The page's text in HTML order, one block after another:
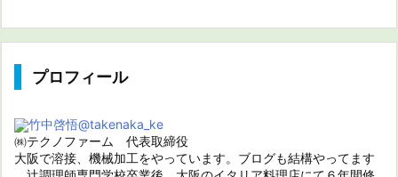
プロフィール
竹中啓悟@takenaka_ke
㈱テクノファーム 代表取締役
大阪で溶接、機械加工をやっています。ブログも結構やってます